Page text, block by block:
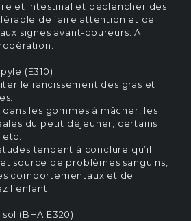
et intestinal et déclencher des
de faire attention et de
signes avant-coureurs. A
(E310)
le rancissement des gras et
les gommes à mâcher, les
du petit déjeuner, certains
tendent à conclure qu’il
source de problèmes sanguins,
comportementaux et de
l’enfant.
(BHA E320)